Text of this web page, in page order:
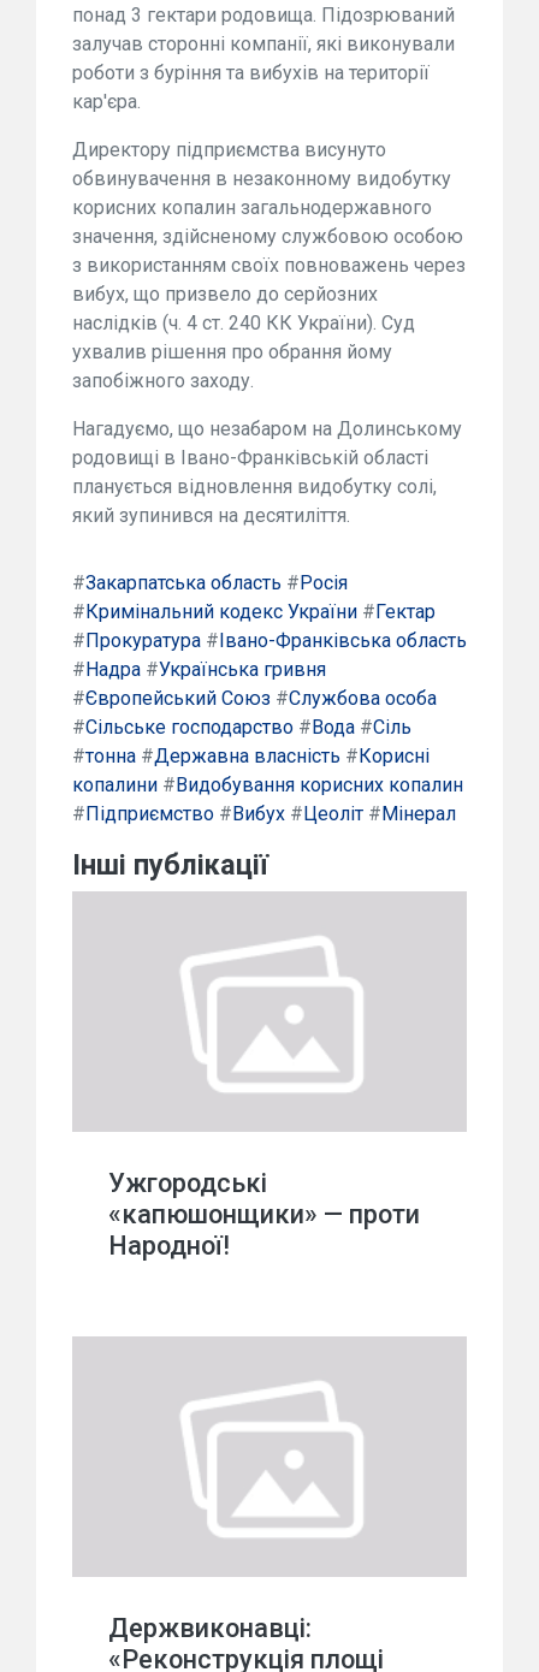
понад 3 гектари родовища. Підозрюваний
залучав сторонні компанії, які виконували
роботи з буріння та вибухів на території
кар'єра.
Директору підприємства висунуто
обвинувачення в незаконному видобутку
корисних копалин загальнодержавного
значення, здійсненому службовою особою
з використанням своїх повноважень через
вибух, що призвело до серйозних
наслідків (ч. 4 ст. 240 КК України). Суд
ухвалив рішення про обрання йому
запобіжного заходу.
Нагадуємо, що незабаром на Долинському
родовищі в Івано-Франківській області
планується відновлення видобутку солі,
який зупинився на десятиліття.
#Закарпатська область # Росія
# Кримінальний кодекс України # Гектар
# Прокуратура # Івано-Франківська область
# Надра #Українська гривня
#Європейський Союз #Службова особа
#Сільське господарство # Вода #Сіль
#тонна #Державна власність # Корисні
копалини # Видобування корисних копалин
# Підприємство # Вибух # Цеоліт # Мінерал
Інші публікації
Ужгородські
«капюшонщики» — проти
Народної!
Держвиконавці:
«Реконструкція площі